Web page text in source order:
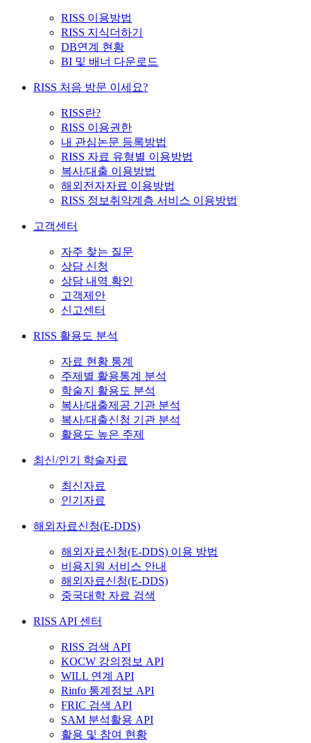
RISS 이용방법
RISS 지식더하기
DB연계 현황
BI 및 배너 다운로드
RISS 처음 방문 이세요?
RISS란?
RISS 이용권한
내 관심논문 등록방법
RISS 자료 유형별 이용방법
복사/대출 이용방법
해외전자자료 이용방법
RISS 정보취약계층 서비스 이용방법
고객센터
자주 찾는 질문
상담 신청
상담 내역 확인
고객제안
신고센터
RISS 활용도 분석
자료 현황 통계
주제별 활용통계 분석
학술지 활용도 분석
복사/대출제공 기관 분석
복사/대출신청 기관 분석
활용도 높은 주제
최신/인기 학술자료
최신자료
인기자료
해외자료신청(E-DDS)
해외자료신청(E-DDS) 이용 방법
비용지원 서비스 안내
해외자료신청(E-DDS)
중국대학 자료 검색
RISS API 센터
RISS 검색 API
KOCW 강의정보 API
WILL 연계 API
Rinfo 통계정보 API
FRIC 검색 API
SAM 분석활용 API
활용 및 참여 현황